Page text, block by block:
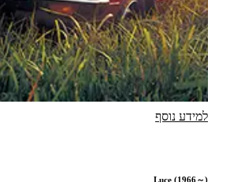
למידע נוסף
Luce (1966～)